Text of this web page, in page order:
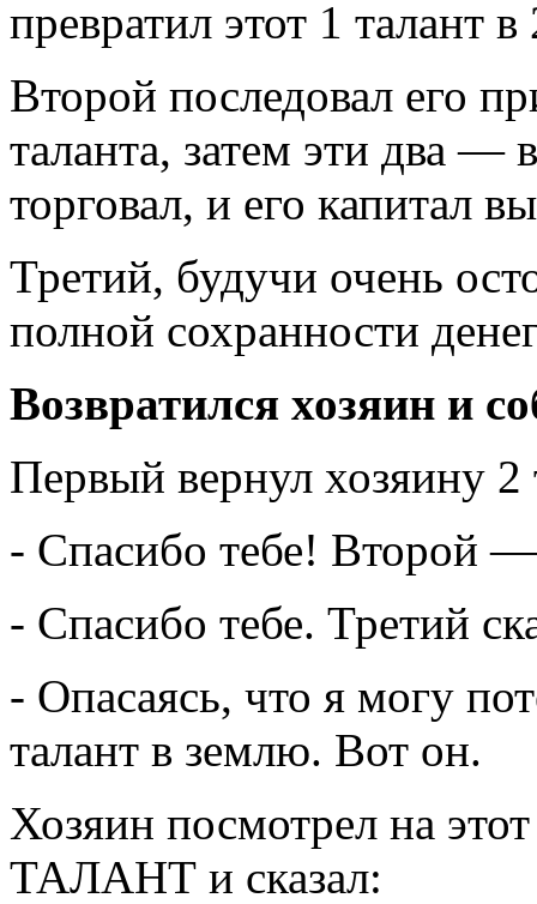
превратил этот 1 талант в
Второй последовал его
таланта, затем эти два —
торговал, и его капитал
Третий, будучи очень
полной сохранности
Возвратился хозяин и
Первый вернул хозяину 2
- Спасибо тебе! Второй
- Спасибо тебе. Третий
- Опасаясь, что я могу
талант в землю. Вот он.
Хозяин посмотрел на
ТАЛАНТ и сказал: